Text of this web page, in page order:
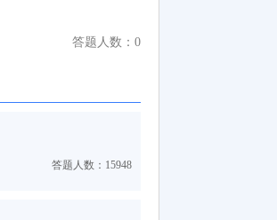
答题人数：0
答题人数：15948